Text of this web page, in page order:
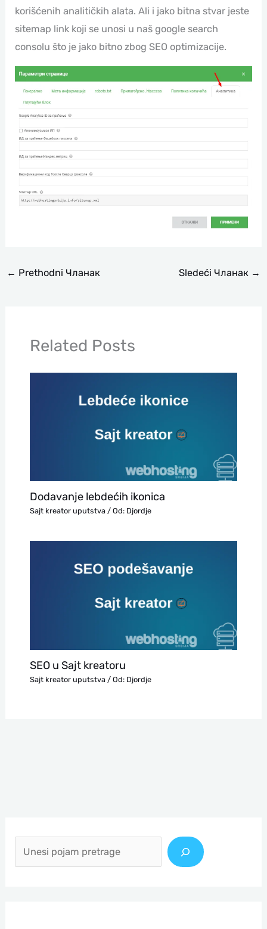
korišćenih analitičkih alata. Ali i jako bitna stvar jeste
sitemap link koji se unosi u naš google search
consolu što je jako bitno zbog SEO optimizacije.
← Prethodni Чланак Sledeći Чланак →
Related Posts
Dodavanje lebdećih ikonica
Sajt kreator uputstva/ Od: Djordje
SEO u Sajt kreatoru
Sajt kreator uputstva/ Od: Djordje
е